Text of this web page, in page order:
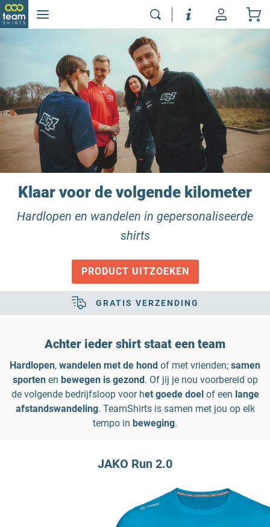
Klaar voor de volgende kilometer
Hardlopen en wandelen in gepersonaliseerde
shirts
PRODUCT UITZOEKEN
GRATIS VERZENDING
Achter ieder shirt staat een team
Hardlopen, wandelen met de hond of met vrienden; samen
sportenen bewegen is gezond. Of jij je nou voorbereid op
de volgende bedrijfsloop voor het goede doelof een lange
afstandswandeling. TeamShirts is samen met jou op elk
tempo in beweging.
JAKO Run 2.0